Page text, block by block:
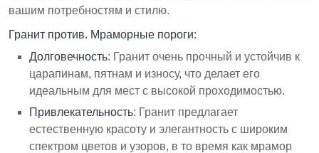
вашим потребностям и стилю.
Гранит против. Мраморные пороги:
Долговечность: Гранит очень прочный и устойчив к
царапинам, пятнам и износу, что делает его
идеальным для мест с высокой проходимостью.
Привлекательность: Гранит предлагает
естественную красоту и элегантность с широким
спектром цветов и узоров, в то время как мрамор